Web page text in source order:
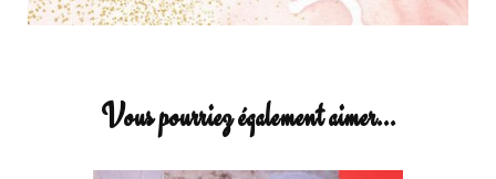
Vous pourriez également aimer...